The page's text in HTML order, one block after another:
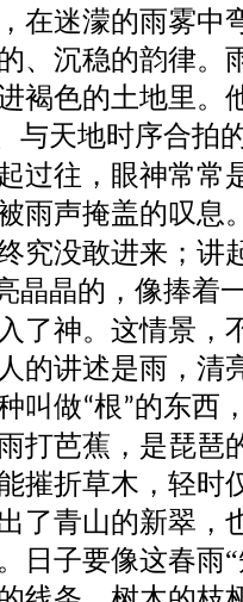
在迷濛的雨雾
、沉稳的韵律
褐色的土地里
与天地时序合拍的
过往，眼神常
雨声掩盖的叹息
究没敢进来；
晶的，像捧着
了神。这情景
的讲述是雨，
叫做“根”的东西
打芭蕉，是琵
摧折草木，轻
了青山的新翠
日子要像这春雨